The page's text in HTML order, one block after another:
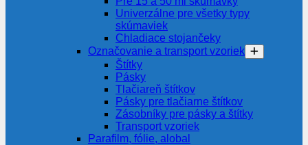
Univerzálne pre všetky typy
skúmaviek
Chladiace stojančeky
Označovanie a transport vzoriek
Štítky
Pásky
Tlačiareň štítkov
Pásky pre tlačiarne štítkov
Zásobníky pre pásky a štítky
Transport vzoriek
Parafilm, fólie, alobal